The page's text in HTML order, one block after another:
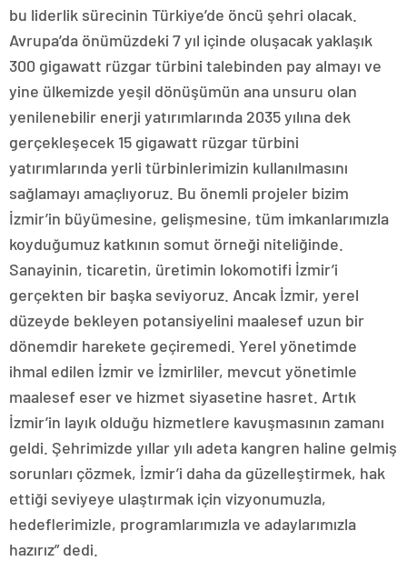
bu liderlik sürecinin Türkiye’de öncü şehri olacak.
Avrupa’da önümüzdeki 7 yıl içinde oluşacak yaklaşık
300 gigawatt rüzgar türbini talebinden pay almayı ve
yine ülkemizde yeşil dönüşümün ana unsuru olan
yenilenebilir enerji yatırımlarında 2035 yılına dek
gerçekleşecek 15 gigawatt rüzgar türbini
yatırımlarında yerli türbinlerimizin kullanılmasını
sağlamayı amaçlıyoruz. Bu önemli projeler bizim
İzmir’in büyümesine, gelişmesine, tüm imkanlarımızla
koyduğumuz katkının somut örneği niteliğinde.
Sanayinin, ticaretin, üretimin lokomotifi İzmir’i
gerçekten bir başka seviyoruz. Ancak İzmir, yerel
düzeyde bekleyen potansiyelini maalesef uzun bir
dönemdir harekete geçiremedi. Yerel yönetimde
ihmal edilen İzmir ve İzmirliler, mevcut yönetimle
maalesef eser ve hizmet siyasetine hasret. Artık
İzmir’in layık olduğu hizmetlere kavuşmasının zamanı
geldi. Şehrimizde yıllar yılı adeta kangren haline gelmiş
sorunları çözmek, İzmir’i daha da güzelleştirmek, hak
ettiği seviyeye ulaştırmak için vizyonumuzla,
hedeflerimizle, programlarımızla ve adaylarımızla
hazırız” dedi.